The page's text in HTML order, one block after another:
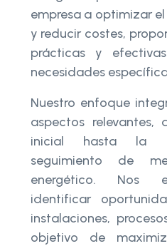
empresa a optimizar
y reducir costes,
prácticas y
necesidades
Nuestro enfoque
aspectos relevantes,
inicial hasta la
seguimiento de
energético. Nos
identificar
instalaciones,
objetivo de